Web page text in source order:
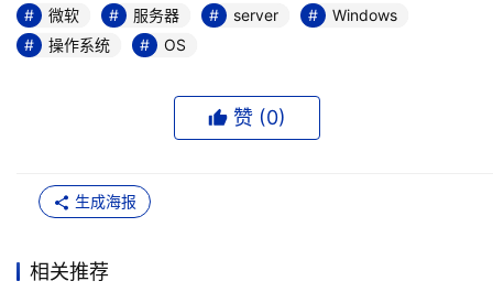
微软 服务器 server
Windows
操作系统
OS
赞 (0)
生成海报
相关推荐